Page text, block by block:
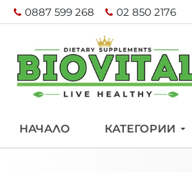
0887 599 268 02 850 2176
НАЧАЛО КАТЕГОРИИ